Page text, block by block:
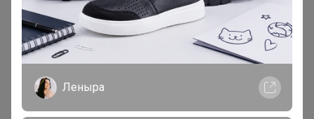
Реклама
Как здесь все устроено?
Леныра